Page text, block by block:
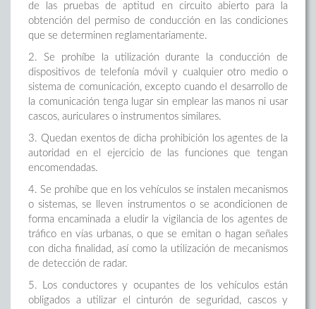
de las pruebas de aptitud en circuito abierto para la
obtención del permiso de conducción en las condiciones
que se determinen reglamentariamente.
2. Se prohíbe la utilización durante la conducción de
dispositivos de telefonía móvil y cualquier otro medio o
sistema de comunicación, excepto cuando el desarrollo de
la comunicación tenga lugar sin emplear las manos ni usar
cascos, auriculares o instrumentos similares.
3. Quedan exentos de dicha prohibición los agentes de la
autoridad en el ejercicio de las funciones que tengan
encomendadas.
4. Se prohíbe que en los vehículos se instalen mecanismos
o sistemas, se lleven instrumentos o se acondicionen de
forma encaminada a eludir la vigilancia de los agentes de
tráfico en vías urbanas, o que se emitan o hagan señales
con dicha finalidad, así como la utilización de mecanismos
de detección de radar.
5. Los conductores y ocupantes de los vehículos están
obligados a utilizar el cinturón de seguridad, cascos y